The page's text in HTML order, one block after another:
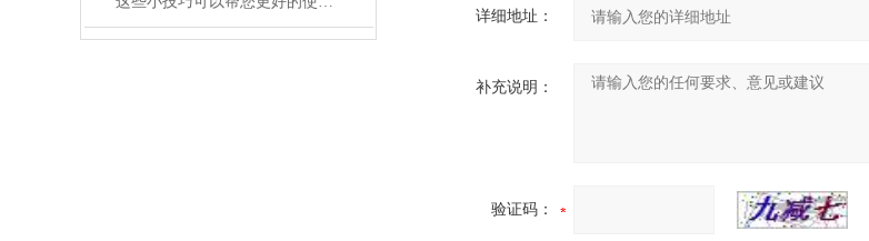
详细地址：
补充说明：
验证码：